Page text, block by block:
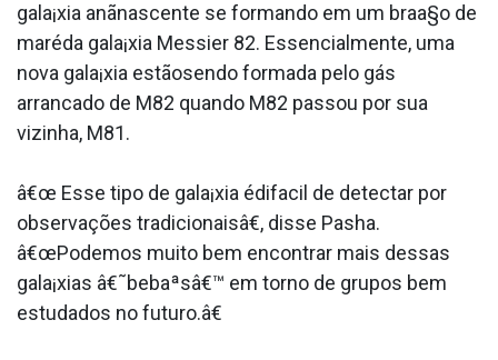
gala¡xia anãnascente se formando em um braa§o de
maréda gala¡xia Messier 82. Essencialmente, uma
nova gala¡xia estãosendo formada pelo gás
arrancado de M82 quando M82 passou por sua
vizinha, M81.
â€œ Esse tipo de gala¡xia édifa­cil de detectar por
observações tradicionaisâ€, disse Pasha.
â€œPodemos muito bem encontrar mais dessas
gala¡xias â€˜bebaªsâ€™ em torno de grupos bem
estudados no futuro.â€